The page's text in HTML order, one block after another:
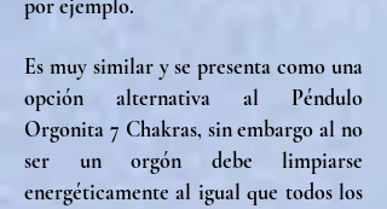
por ejemplo.
Es muy similar y se presenta como una
opción alternativa al Péndulo
Orgonita 7 Chakras, sin embargo al no
ser un orgón debe limpiarse
energéticamente al igual que todos los